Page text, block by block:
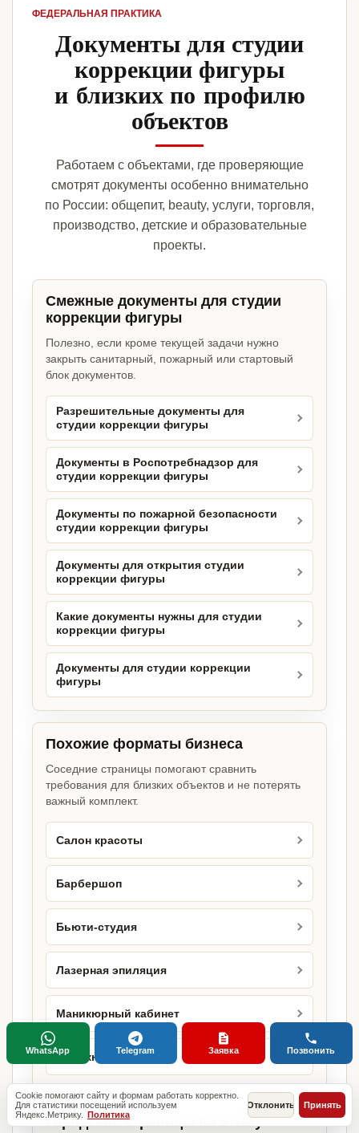
ФЕДЕРАЛЬНАЯ ПРАКТИКА
Документы для студии
коррекции фигуры
и близких по профилю
объектов
Работаем с объектами, где проверяющие
смотрят документы особенно внимательно
по России: общепит, beauty, услуги, торговля,
производство, детские и образовательные
проекты.
Смежные документы для студии
коррекции фигуры
Полезно, если кроме текущей задачи нужно
закрыть санитарный, пожарный или стартовый
блок документов.
Разрешительные документы для
студии коррекции фигуры
Документы в Роспотребнадзор для
студии коррекции фигуры
Документы по пожарной безопасности
студии коррекции фигуры
Документы для открытия студии
коррекции фигуры
Какие документы нужны для студии
коррекции фигуры
Документы для студии коррекции
фигуры
Похожие форматы бизнеса
Соседние страницы помогают сравнить
требования для близких объектов и не потерять
важный комплект.
Салон красоты
Барбершоп
Бьюти-студия
Лазерная эпиляция
Маникюрный кабинет
Маникюрный салон
Городские страницы по этому
Cookie помогают сайту и формам работать корректно.
Для статистики посещений используем
Яндекс.Метрику. Политика
Отклонить Принять
WhatsApp Telegram Заявка Позвонить